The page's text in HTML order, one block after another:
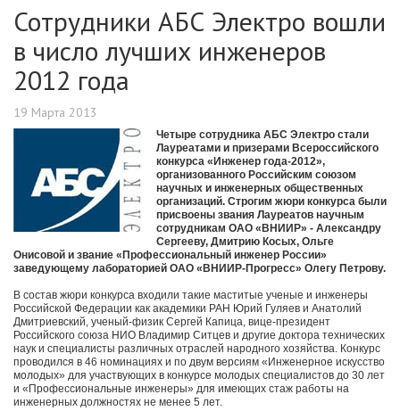
Сотрудники АБС Электро вошли
в число лучших инженеров
2012 года
19 Марта 2013
Четыре сотрудника АБС Электро стали
Лауреатами и призерами Всероссийского
конкурса «Инженер года-2012»,
организованного Российским союзом
научных и инженерных общественных
организаций. Строгим жюри конкурса были
присвоены звания Лауреатов научным
сотрудникам ОАО «ВНИИР» - Александру
Сергееву, Дмитрию Косых, Ольге
Онисовой и звание «Профессиональный инженер России»
заведующему лабораторией ОАО «ВНИИР-Прогресс» Олегу Петрову.
В состав жюри конкурса входили такие маститые ученые и инженеры
Российской Федерации как академики РАН Юрий Гуляев и Анатолий
Дмитриевский, ученый-физик Сергей Капица, вице-президент
Российского союза НИО Владимир Ситцев и другие доктора технических
наук и специалисты различных отраслей народного хозяйства. Конкурс
проводился в 46 номинациях и по двум версиям «Инженерное искусство
молодых» для участвующих в конкурсе молодых специалистов до 30 лет
и «Профессиональные инженеры» для имеющих стаж работы на
инженерных должностях не менее 5 лет.